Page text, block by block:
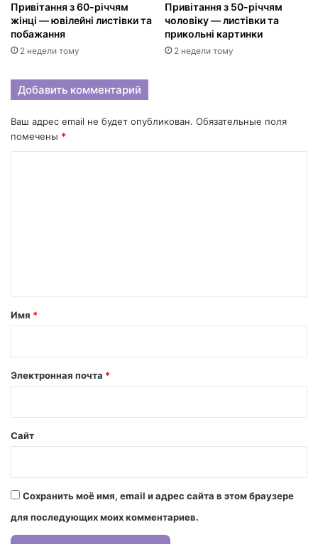
Привітання з 60-річчям
жінці — ювілейні листівки та
побажання
2 недели тому
Привітання з 50-річчям
чоловіку — листівки та
прикольні картинки
2 недели тому
Добавить комментарий
Ваш адрес email не будет опубликован. Обязательные поля
помечены *
а
й
Имя *
Электронная почта *
Сайт
Сохранить моё имя, email и адрес сайта в этом браузере
для последующих моих комментариев.